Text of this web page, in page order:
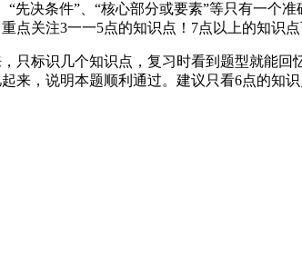
先决条件”、“核心部分或要素”等只有一个准
点关注3一一5点的知识点！7点以上的知识
只标识几个知识点，复习时看到题型就能
来，说明本题顺利通过。建议只看6点的知